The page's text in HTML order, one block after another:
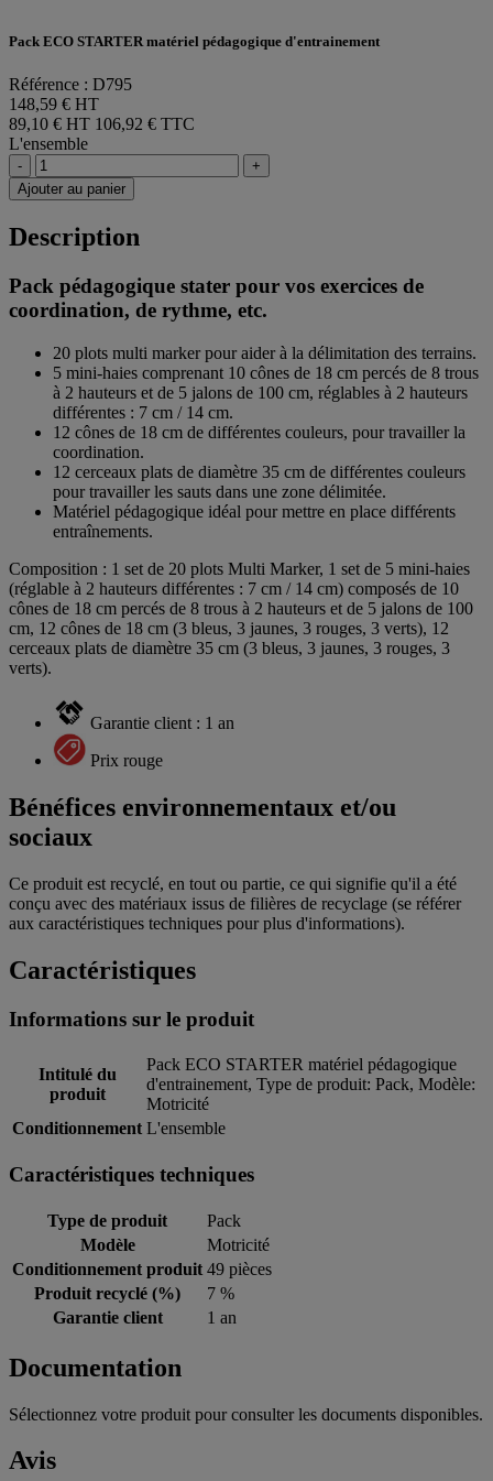
Pack ECO STARTER matériel pédagogique d'entrainement
Référence : D795
148,59 € HT
89,10 € HT 106,92 € TTC
L'ensemble
-
+
Ajouter au panier
Description
Pack pédagogique stater pour vos exercices de
coordination, de rythme, etc.
20 plots multi marker pour aider à la délimitation des terrains.
5 mini-haies comprenant 10 cônes de 18 cm percés de 8 trous
à 2 hauteurs et de 5 jalons de 100 cm, réglables à 2 hauteurs
différentes : 7 cm / 14 cm.
12 cônes de 18 cm de différentes couleurs, pour travailler la
coordination.
12 cerceaux plats de diamètre 35 cm de différentes couleurs
pour travailler les sauts dans une zone délimitée.
Matériel pédagogique idéal pour mettre en place différents
entraînements.
Composition : 1 set de 20 plots Multi Marker, 1 set de 5 mini-haies
(réglable à 2 hauteurs différentes : 7 cm / 14 cm) composés de 10
cônes de 18 cm percés de 8 trous à 2 hauteurs et de 5 jalons de 100
cm, 12 cônes de 18 cm (3 bleus, 3 jaunes, 3 rouges, 3 verts), 12
cerceaux plats de diamètre 35 cm (3 bleus, 3 jaunes, 3 rouges, 3
verts).
Garantie client : 1 an
Prix rouge
Bénéfices environnementaux et/ou
sociaux
Ce produit est recyclé, en tout ou partie, ce qui signifie qu'il a été
conçu avec des matériaux issus de filières de recyclage (se référer
aux caractéristiques techniques pour plus d'informations).
Caractéristiques
Informations sur le produit
Intitulé du
produit
Pack ECO STARTER matériel pédagogique
d'entrainement, Type de produit: Pack, Modèle:
Motricité
Conditionnement L'ensemble
Caractéristiques techniques
Type de produit
Pack
Modèle
Motricité
Conditionnement produit 49 pièces
Produit recyclé (%)
7 %
Garantie client
1 an
Documentation
Sélectionnez votre produit pour consulter les documents disponibles.
Avis